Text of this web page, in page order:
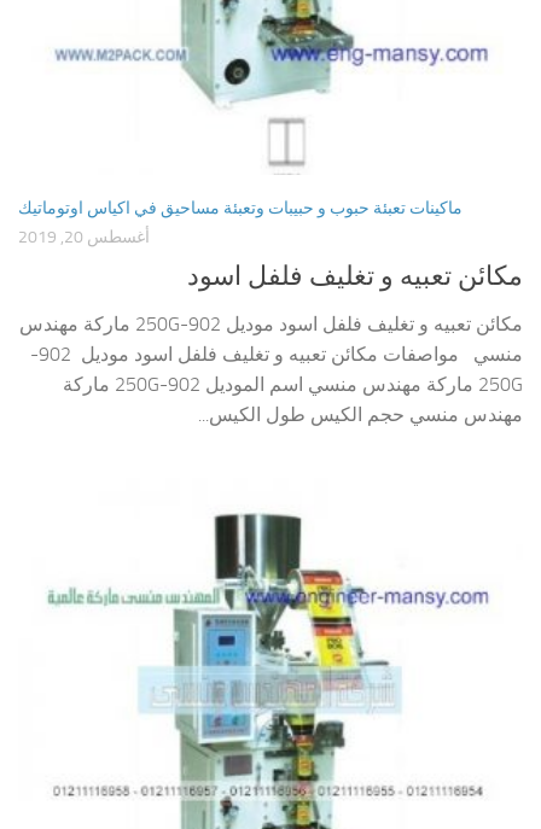
ماكينات تعبئة حبوب و حبيبات وتعبئة مساحيق في اكياس اوتوماتيك
أغسطس 20, 2019
مكائن تعبيه و تغليف فلفل اسود
مكائن تعبيه و تغليف فلفل اسود موديل 902-250G ماركة مهندس
منسي مواصفات مكائن تعبيه و تغليف فلفل اسود موديل 902-
250G ماركة مهندس منسي اسم الموديل 902-250G ماركة
مهندس منسي حجم الكيس طول الكيس...